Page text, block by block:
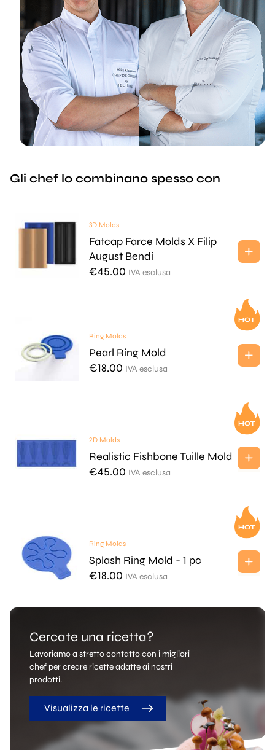
Gli chef lo combinano spesso con
3D Molds
Fatcap Farce Molds X Filip
August Bendi
€45.00 IVA esclusa
Ring Molds
Pearl Ring Mold
€18.00 IVA esclusa
2D Molds
Realistic Fishbone Tuille Mold
€45.00 IVA esclusa
Ring Molds
Splash Ring Mold - 1 pc
€18.00 IVA esclusa
Cercate una ricetta?
Lavoriamo a stretto contatto con i migliori
chef per creare ricette adatte ai nostri
prodotti.
Visualizza le ricette